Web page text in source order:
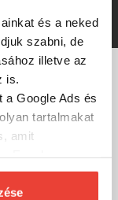
és a neked
szabni, de
illetve az
is.
a Google Ads és
tartalmakat
amit
meg